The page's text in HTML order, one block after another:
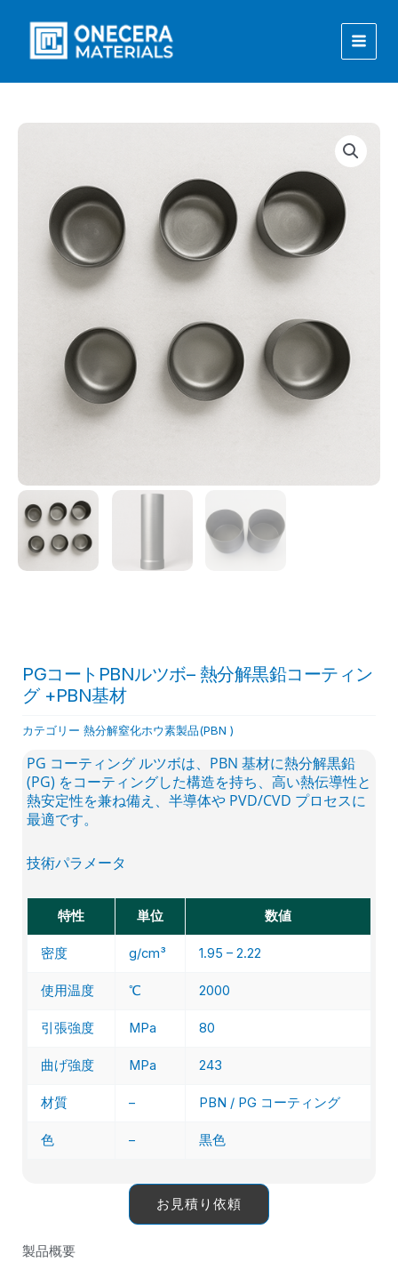
キ
PGコートPBNルツボ– 熱分解黒鉛コーティン
グ +PBN基材
カテゴリー 熱分解窒化ホウ素製品(PBN )
PG コーティング ルツボは、PBN 基材に熱分解黒鉛
(PG) をコーティングした構造を持ち、高い熱伝導性と
熱安定性を兼ね備え、半導体や PVD/CVD プロセスに
最適です。
技術パラメータ
特性 単位 数値
密度 g/cm³ 1.95 – 2.22
使用温度 ℃ 2000
引張強度 MPa 80
曲げ強度 MPa 243
材質 – PBN / PG コーティング
色 – 黒色
お見積り依頼
製品概要